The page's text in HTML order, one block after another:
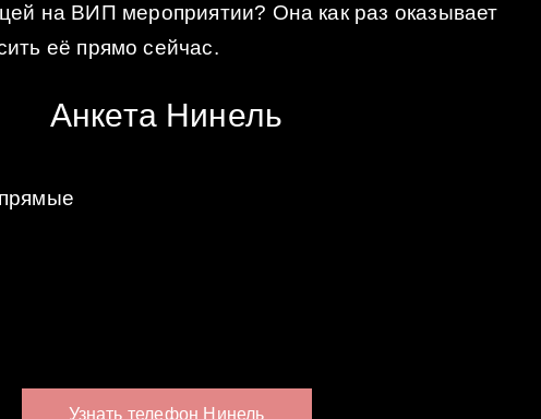
на ВИП мероприятии? Она как раз оказывает
её прямо сейчас.
Анкета Нинель
Узнать телефон Нинель